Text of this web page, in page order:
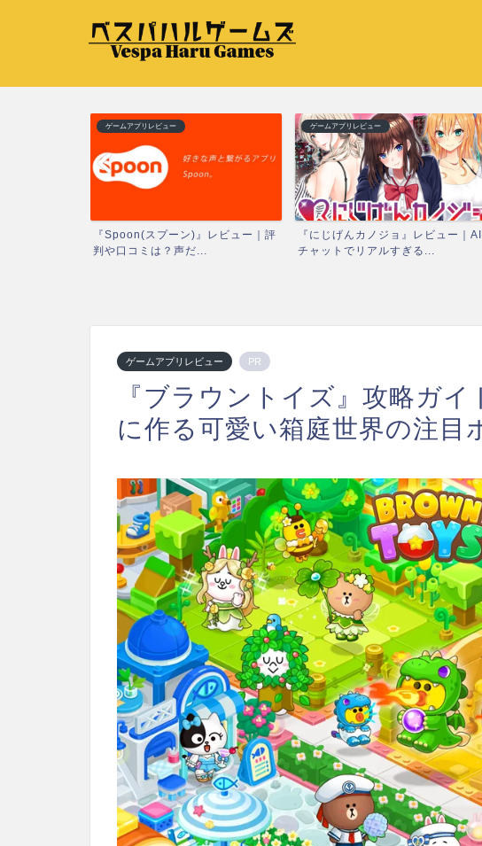
ゲームアプリレビュー
『Spoon(スプーン)』レビュー｜評
判や口コミは？声だ...
ゲームアプリレビュー
『にじげんカノジョ』レビュー｜AI
チャットでリアルすぎる...
ゲームアプリレビュー PR
『ブラウントイズ』攻略ガ
に作る可愛い箱庭世界の注目